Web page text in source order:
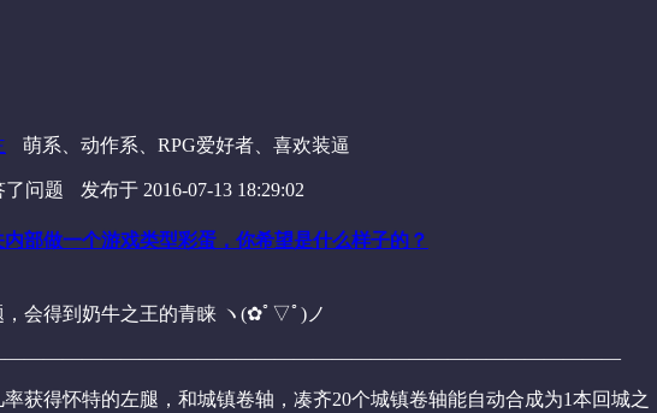
萌系、动作系、RPG爱好者、喜欢装逼
了问题 发布于 2016-07-13 18:29:02
部做一个游戏类型彩蛋，你希望是什么样子的？
，会得到奶牛之王的青睐 ヽ(✿ﾟ▽ﾟ)ノ
率获得怀特的左腿，和城镇卷轴，凑齐20个城镇卷轴能自动合成为1本回城之